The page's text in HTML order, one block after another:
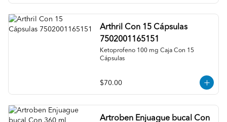
Arthril Con 15 Cápsulas
7502001165151
Ketoprofeno 100 mg Caja Con 15
Cápsulas
$70.00
Artroben Enjuague bucal Con